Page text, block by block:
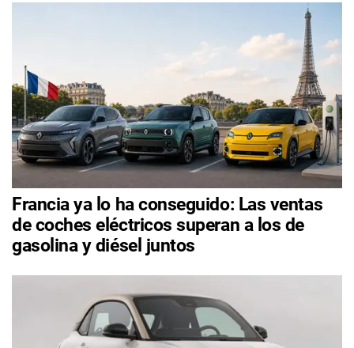
Francia ya lo ha conseguido: Las ventas
de coches eléctricos superan a los de
gasolina y diésel juntos